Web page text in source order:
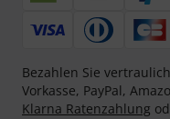
Bezahlen Sie
Vorkasse, PayPal,
Klarna Ratenzahlung